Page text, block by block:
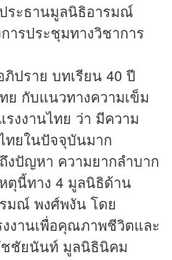
ระธานมูลนิธิอารมณ์
ารประชุมทางวิชาการ
ปราย บทเรียน 40 ปี
ย กับแนวทางความเข็ม
งงานไทย ว่า มีความ
ทยในปัจจุบันมาก
งปัญหา ความยากลำบาก
ตุนี้ทาง 4 มูลนิธิด้าน
มณ์ พงศ์พงัน โดย
งานเพื่อคุณภาพชีวิตและ
ชชัยนันท์ มูลนิธินิคม